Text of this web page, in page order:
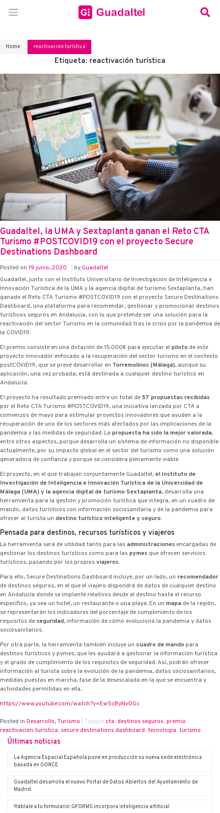
Home reactivación turística
Etiqueta: reactivación turística
Guadaltel, la UMA y Sextaplanta ganan el Reto CTA
Turismo #POSTCOVID19 con el proyecto Secure
Destinations Dashboard
Posted on 19 junio, 2020 by Guadaltel
Guadaltel, junto con el Instituto Universitario de Investigación de Inteligencia e
Innovación Turística de la UMA y la agencia digital de turismo Sextaplanta, han
ganado el Reto CTA Turismo #POSTCOVID19 con el proyecto Secure Destinations
Dashboard, una plataforma para recomendar, gestionar y promocionar destinos
turísticos seguros en Andalucía, con lo que pretende ser una solución para la
reactivación del sector Turismo en la comunidad tras la crisis por la pandemia de
la COVID19.
El premio consiste en una dotación de 15.000€ para ejecutar el piloto de este
proyecto innovador enfocado a la recuperación del sector turismo en el contexto
postCOVID19, que se prevé desarrollar en Torremolinos (Málaga), aunque su
aplicación, una vez probada, está destinada a cualquier destino turístico en
Andalucía.
El proyecto ha resultado premiado entre un total de 57 propuestas recibidas
por el Reto CTA Turismo #POSTCOVID19, una iniciativa lanzada por CTA a
comienzos de mayo para estimular proyectos innovadores que ayuden a la
recuperación de uno de los sectores más afectados por las implicaciones de la
pandemia y las medidas de seguridad. La propuesta ha sido la mejor valorada,
entre otros aspectos, porque desarrolla un sistema de información no disponible
actualmente, por su impacto global en el sector del turismo como una solución
generadora de confianza y porque se considera plenamente viable.
El proyecto, en el que trabajan conjuntamente Guadaltel, el Instituto de
Investigación de Inteligencia e Innovación Turística de la Universidad de
Málaga (UMA) y la agencia digital de turismo Sextaplanta, desarrolla una
herramienta para la gestión y promoción turística que integra, en un cuadro de
mando, datos turísticos con información sociosanitaria y de la pandemia para
ofrecer al turista un destino turístico inteligente y seguro.
Pensada para destinos, recursos turísticos y viajeros
La herramienta será de utilidad tanto para las administraciones encargadas de
gestionar los destinos turísticos como para las pymes que ofrecen servicios
turísticos, pasando por los propiosviajeros.
Para ello, Secure Destinations Dashboard incluye, por un lado, un recomendador
de destinos seguros, en el que el viajero dispondrá de datos de cualquier destino
en Andalucía donde se implante relativos desde al destino hasta el recurso
específico, ya sea un hotel, un restaurante o una playa. En un mapa de la región,
se representarán los indicadores del porcentaje de cumplimiento de los
requisitos de seguridad, información de cómo evoluciona la pandemia y datos
sociosanitarios.
Por otra parte, la herramienta también incluye un cuadro de mando para
destinos turísticos y pymes, que les ayudará a gestionar la información turística
y el grado de cumplimiento de los requisitos de seguridad. Así, podrán ofrecer
información al turista sobre la evolución de la pandemia, datos sociosanitarios,
medidas puestas en marcha, fase de la desescalada en la que se encuentra y
actividades permitidas en ella.
https://www.youtube.com/watch?v=Ew5cByNvOGc
Posted in Desarrollo,Turismo Tagged cta, destinos seguros,premio,
reactivación turística, secure destinations dashboard,tecnologia,turismo
Últimas noticias
La Agencia Espacial Española pone en producción su nueva sede electrónica
basada en G·ONCE
Guadaltel desarrolla el nuevo Portal de Datos Abiertos del Ayuntamiento de
Madrid
‘Háblale a tu formulario’: G·FORMS incorpora inteligencia artificial